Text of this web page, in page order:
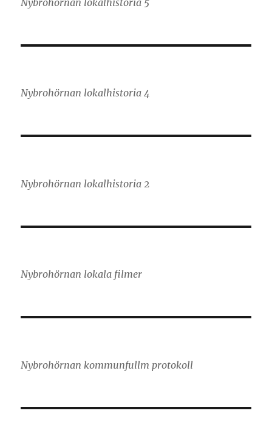
Nybrohörnan lokalhistoria 4
Nybrohörnan lokalhistoria 2
Nybrohörnan lokala filmer
Nybrohörnan kommunfullm protokoll